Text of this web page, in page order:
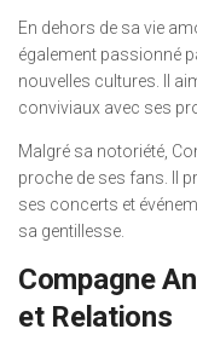
En dehors de sa vie
également passionné
nouvelles cultures. Il
conviviaux avec ses
Malgré sa notoriété,
proche de ses fans. Il
ses concerts et
sa gentillesse.
Compagne
et Relations